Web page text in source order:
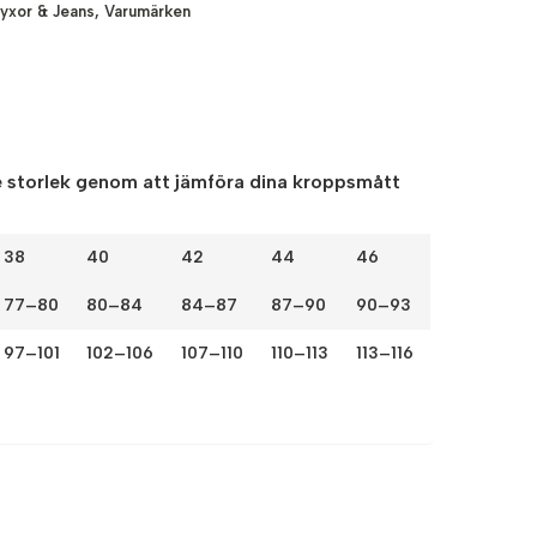
& Jeans,Varumärken
storlek genom att jämföra dina kroppsmått
38 40 42 44 46
77–80 80–84 84–87 87–90 90–93
97–101 102–106 107–110 110–113 113–116